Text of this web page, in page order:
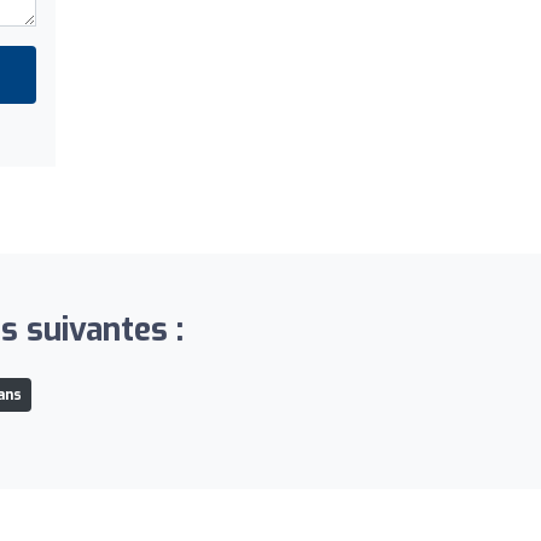
suivantes :